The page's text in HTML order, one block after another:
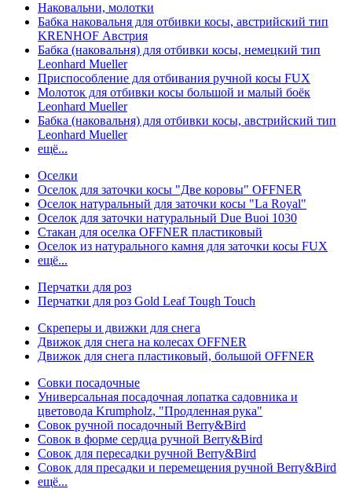
Наковальни, молотки
Бабка наковальня для отбивки косы, австрийский тип
KRENHOF Австрия
Бабка (наковальня) для отбивки косы, немецкий тип
Leonhard Mueller
Приспособление для отбивания ручной косы FUX
Молоток для отбивки косы большой и малый боёк
Leonhard Mueller
Бабка (наковальня) для отбивки косы, австрийский тип
Leonhard Mueller
ещё...
Оселки
Оселок для заточки косы "Две коровы" OFFNER
Оселок натуральный для заточки косы "La Royal"
Оселок для заточки натуральный Due Buoi 1030
Стакан для оселка OFFNER пластиковый
Оселок из натурального камня для заточки косы FUX
ещё...
Перчатки для роз
Перчатки для роз Gold Leaf Tough Touch
Скреперы и движки для снега
Движок для снега на колесах OFFNER
Движок для снега пластиковый, большой OFFNER
Совки посадочные
Универсальная посадочная лопатка садовника и
цветовода Krumpholz, "Продленная рука"
Совок ручной посадочный Berry&Bird
Совок в форме сердца ручной Berry&Bird
Совок для пересадки ручной Berry&Bird
Совок для пресадки и перемещения ручной Berry&Bird
ещё...